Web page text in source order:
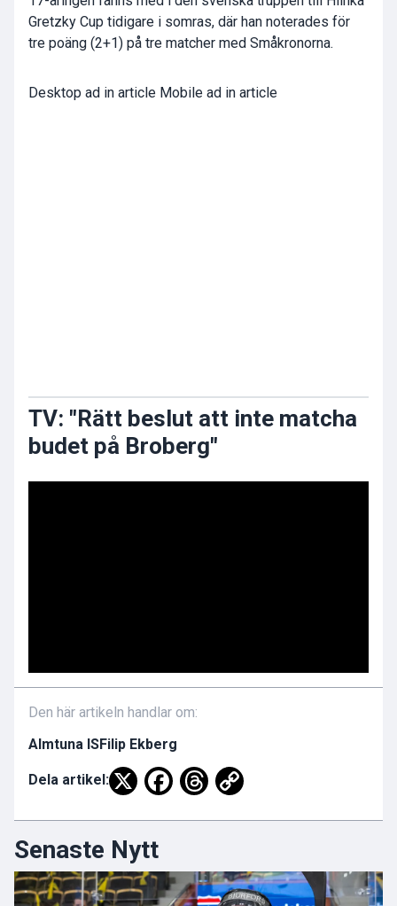
Gretzky Cup tidigare i somras, där han noterades för
tre poäng (2+1) på tre matcher med Småkronorna.
Desktop ad in article Mobile ad in article
TV: "Rätt beslut att inte matcha
budet på Broberg"
Den här artikeln handlar om:
Almtuna ISFilip Ekberg
Dela artikel:
Senaste Nytt